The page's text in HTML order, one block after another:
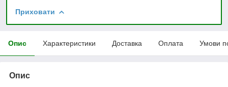
Приховати
Опис Характеристики Доставка Оплата Умови
Опис